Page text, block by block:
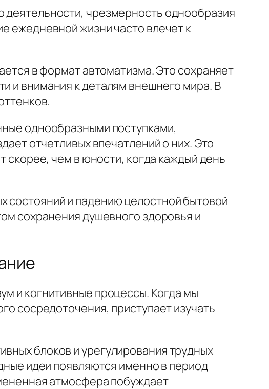
чрезмерность однообразия
ежедневной жизни часто влечет к
в формат автоматизма. Это сохраняет
и внимания к деталям внешнего мира. В
однообразными поступками,
отчетливых впечатлений о них. Это
скорее, чем в юности, когда каждый день
состояний и падению целостной бытовой
сохранения душевного здоровья и
и когнитивные процессы. Когда мы
сосредоточения, приступает изучать
блоков и урегулирования трудных
идеи появляются именно в период
атмосфера побуждает